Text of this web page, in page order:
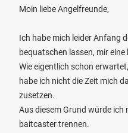
Moin liebe Angelfreunde,
Ich habe mich leider Anfang
bequatschen lassen, mir
Wie eigentlich schon
habe ich nicht die Zeit mich
zusetzen.
Aus diesem Grund würde ich
baitcaster trennen.